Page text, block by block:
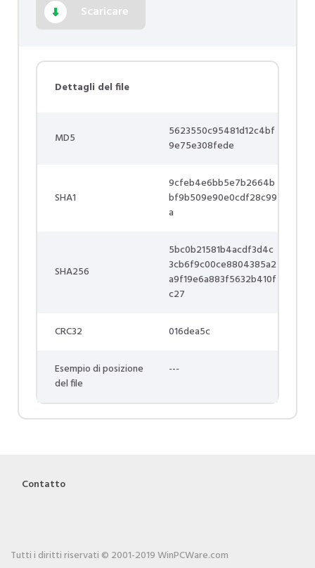
Scaricare
Dettagli del file
MD5
5623550c95481d12c4bf
9e75e308fede
SHA1
9cfeb4e6bb5e7b2664b
bf9b509e90e0cdf28c99
a
SHA256
5bc0b21581b4acdf3d4c
3cb6f9c00ce8804385a2
a9f19e6a883f5632b410f
c27
CRC32 016dea5c
Esempio di posizione
del file
---
Contatto
Tutti i diritti riservati © 2001-2019 WinPCWare.com